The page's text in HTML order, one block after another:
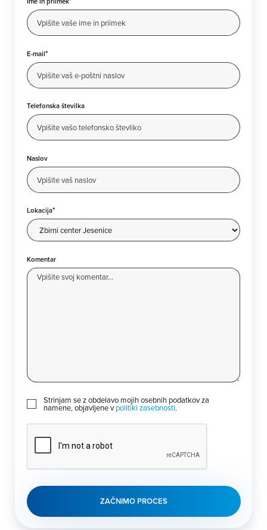
E-mail*
Telefonska številka
Naslov
Lokacija*
Komentar
G
P
*
Strinjam se z obdelavo mojih osebnih podatkov za
namene, objavljene vpolitiki zasebnosti.
C